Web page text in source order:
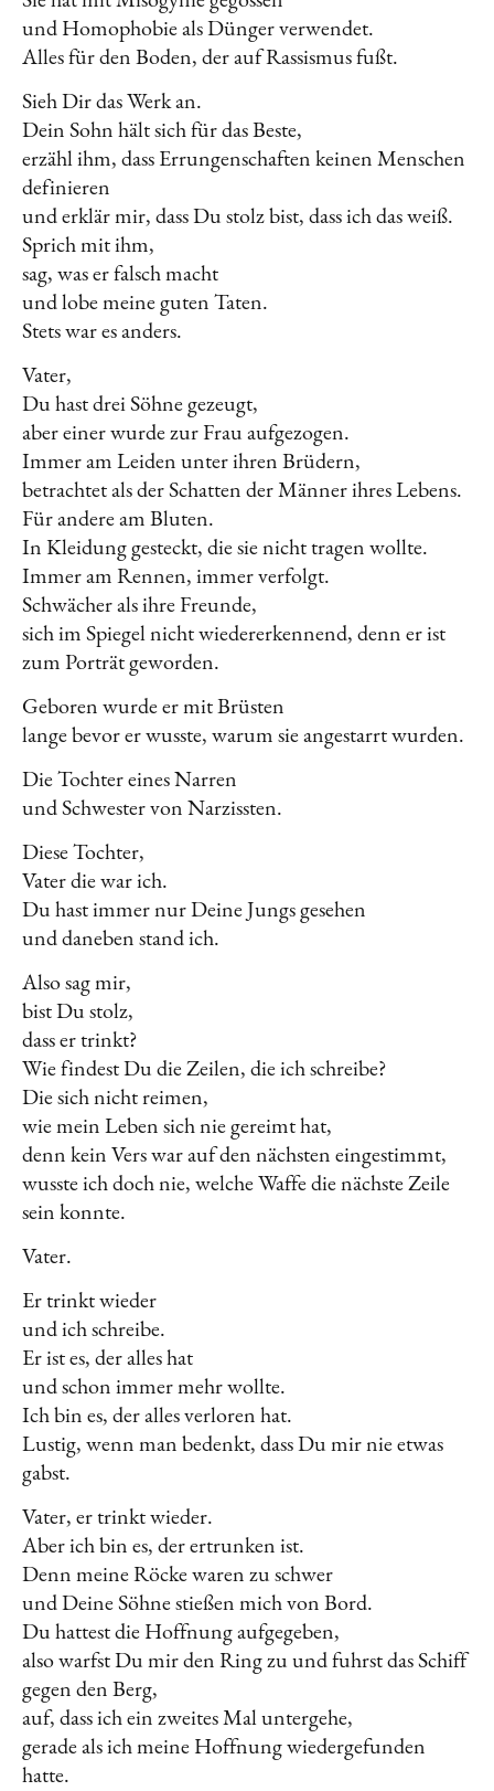
und Homophobie als Dünger verwendet.
Alles für den Boden, der auf Rassismus fußt.
Sieh Dir das Werk an.
Dein Sohn hält sich für das Beste,
erzähl ihm, dass Errungenschaften keinen Menschen
definieren
und erklär mir, dass Du stolz bist, dass ich das weiß.
Sprich mit ihm,
sag, was er falsch macht
und lobe meine guten Taten.
Stets war es anders.
Vater,
Du hast drei Söhne gezeugt,
aber einer wurde zur Frau aufgezogen.
Immer am Leiden unter ihren Brüdern,
betrachtet als der Schatten der Männer ihres Lebens.
Für andere am Bluten.
In Kleidung gesteckt, die sie nicht tragen wollte.
Immer am Rennen, immer verfolgt.
Schwächer als ihre Freunde,
sich im Spiegel nicht wiedererkennend, denn er ist
zum Porträt geworden.
Geboren wurde er mit Brüsten
lange bevor er wusste, warum sie angestarrt wurden.
Die Tochter eines Narren
und Schwester von Narzissten.
Diese Tochter,
Vater die war ich.
Du hast immer nur Deine Jungs gesehen
und daneben stand ich.
Also sag mir,
bist Du stolz,
dass er trinkt?
Wie findest Du die Zeilen, die ich schreibe?
Die sich nicht reimen,
wie mein Leben sich nie gereimt hat,
denn kein Vers war auf den nächsten eingestimmt,
wusste ich doch nie, welche Waffe die nächste Zeile
sein konnte.
Vater.
Er trinkt wieder
und ich schreibe.
Er ist es, der alles hat
und schon immer mehr wollte.
Ich bin es, der alles verloren hat.
Lustig, wenn man bedenkt, dass Du mir nie etwas
gabst.
Vater, er trinkt wieder.
Aber ich bin es, der ertrunken ist.
Denn meine Röcke waren zu schwer
und Deine Söhne stießen mich von Bord.
Du hattest die Hoffnung aufgegeben,
also warfst Du mir den Ring zu und fuhrst das Schiff
gegen den Berg,
auf, dass ich ein zweites Mal untergehe,
gerade als ich meine Hoffnung wiedergefunden
hatte.